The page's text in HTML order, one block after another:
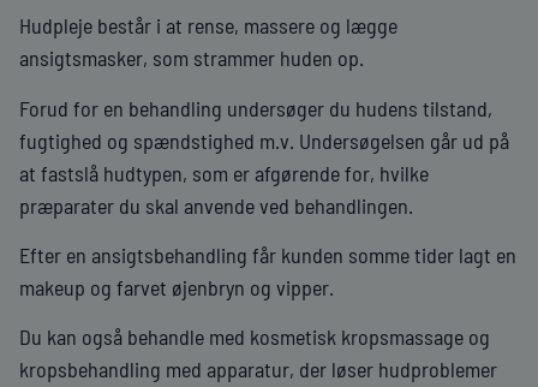
Hudpleje består i at rense, massere og lægge
ansigtsmasker, som strammer huden op.
Forud for en behandling undersøger du hudens tilstand,
fugtighed og spændstighed m.v. Undersøgelsen går ud på
at fastslå hudtypen, som er afgørende for, hvilke
præparater du skal anvende ved behandlingen.
Efter en ansigtsbehandling får kunden somme tider lagt en
makeup og farvet øjenbryn og vipper.
Du kan også behandle med kosmetisk kropsmassage og
kropsbehandling med apparatur, der løser hudproblemer